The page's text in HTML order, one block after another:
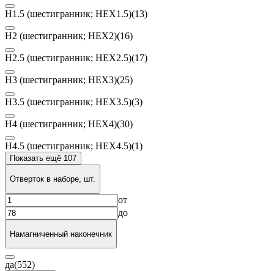
H1.5 (шестигранник; HEX1.5)(13)
H2 (шестигранник; HEX2)(16)
H2.5 (шестигранник; HEX2.5)(17)
H3 (шестигранник; HEX3)(25)
H3.5 (шестигранник; HEX3.5)(3)
H4 (шестигранник; HEX4)(30)
H4.5 (шестигранник; HEX4.5)(1)
Показать ещё 107
Отверток в наборе, шт.
от
до
Намагниченный наконечник
да(552)